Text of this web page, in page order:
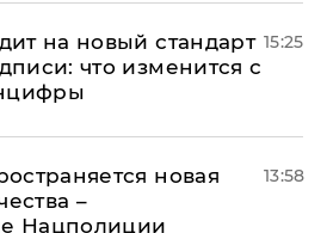
на новый стандарт
что изменится с
15:25
новая
–
Нацполиции
13:58